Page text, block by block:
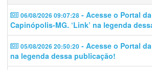
06/08/2026 09:07:28 - Acesse o Portal
Capinópolis-MG. ‘Link’ na legenda
05/08/2026 20:50:20 - Acesse o Portal da
na legenda dessa publicação!